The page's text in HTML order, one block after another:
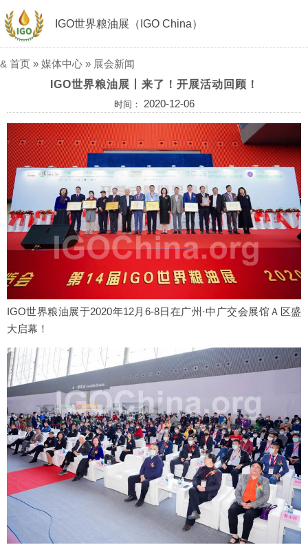
IGO世界粮油展（IGO China）
& 首页 » 媒体中心 » 展会新闻
IGO世界粮油展丨来了！开展活动回顾！
时间： 2020-12-06
IGO世界粮油展于2020年12月6-8日在广州·中广交会展馆Ａ区盛
大启幕！